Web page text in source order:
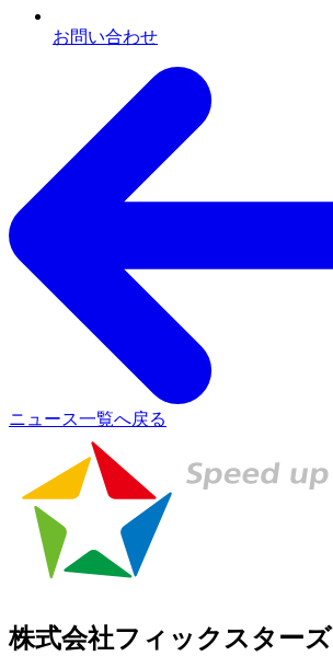
お問い合わせ
ニュース一覧へ戻る
株式会社フィックスターズ